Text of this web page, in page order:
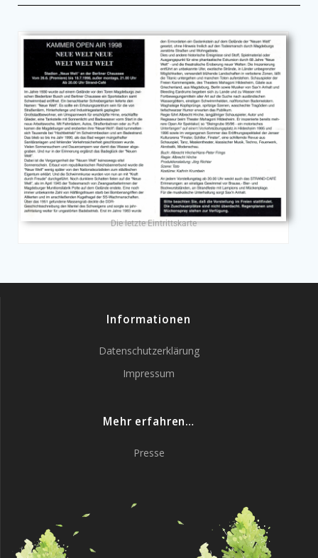
Die letzte Eintrittskarte
Informationen
Datenschutzerklärung
Impressum
Mehr erfahren…
Presse